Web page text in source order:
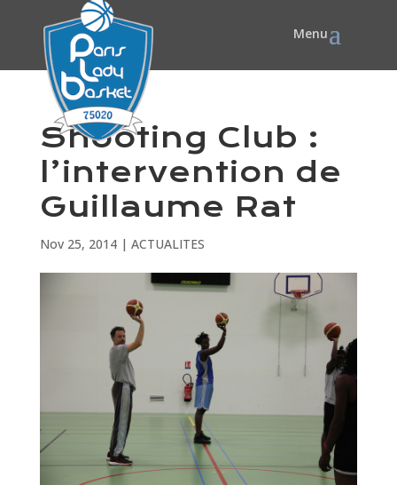
Shooting Club :
l’intervention de
Guillaume Rat
Nov 25, 2014| ACTUALITES